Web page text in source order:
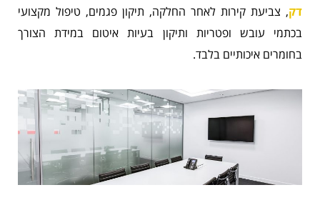
דק, צביעת קירות לאחר החלקה, תיקון פגמים, טיפול מקצועי
בכתמי עובש ופטריות ותיקון בעיות איטום במידת הצורך
בחומרים איכותיים בלבד.